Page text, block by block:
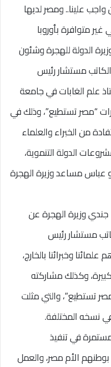
واجب علينا.. ومصر لديها
متوافرة بأوروبا
الدولة للهجرة وشئون
الكاتب مستشار رئيس
علم الغابات في جامعة
“مصر تستطيع”، وذلك في
من الخبراء والعلماء
الدولة التنموية،
عباس مساعد وزيرة الهجرة
وزيرة الهجرة عن
مستشار رئيس
وخبرائنا بالخارج،
وكذلك مشاركته
تستطيع”، والتي مثلت
نسخه المختلفة.
في تنفيذ
بوطنهم الأم مصر، والعمل